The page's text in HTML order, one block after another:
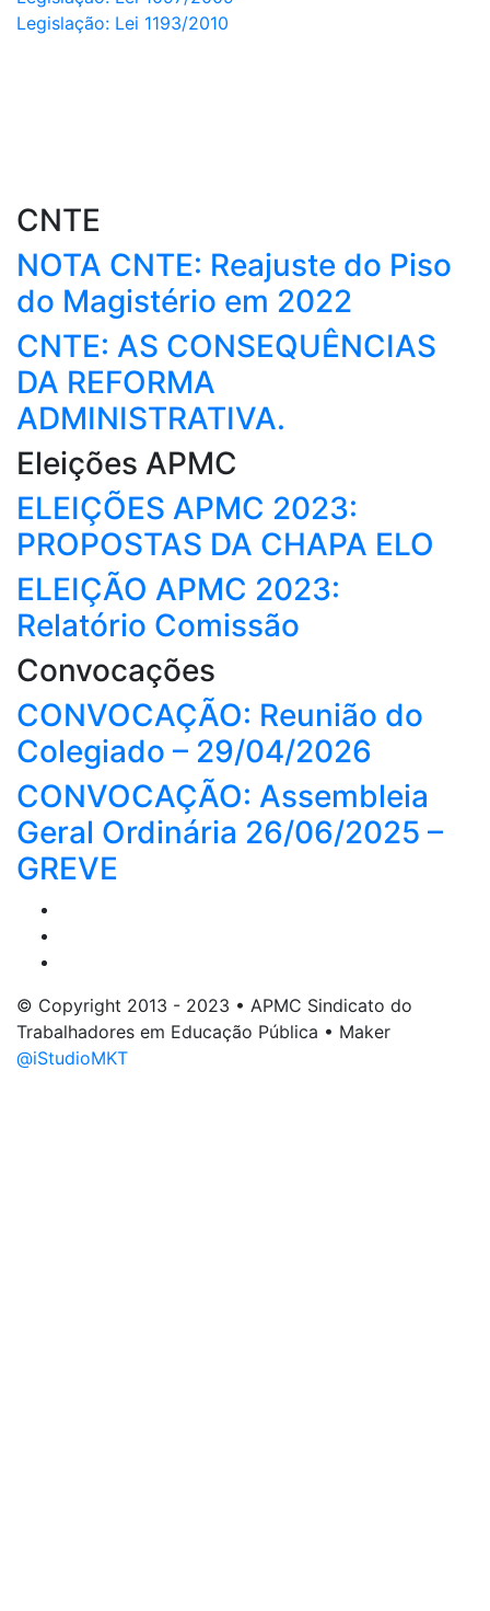
de
Legislação: Lei 1193/2010
CNTE
NOTA CNTE: Reajuste do Piso
do Magistério em 2022
CNTE: AS CONSEQUÊNCIAS
DA REFORMA
ADMINISTRATIVA.
Eleições APMC
ELEIÇÕES APMC 2023:
PROPOSTAS DA CHAPA ELO
ELEIÇÃO APMC 2023:
Relatório Comissão
Convocações
CONVOCAÇÃO: Reunião do
Colegiado – 29/04/2026
CONVOCAÇÃO: Assembleia
Geral Ordinária 26/06/2025 –
GREVE
© Copyright 2013 - 2023 • APMC Sindicato do
Trabalhadores em Educação Pública • Maker
@iStudioMKT